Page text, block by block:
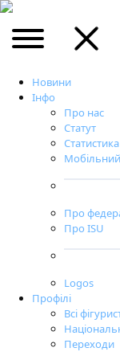
Новини
Інфо
Про нас
Статут
Статистика
Про
Про ISU
Logos
Профілі
Всі
Переходи